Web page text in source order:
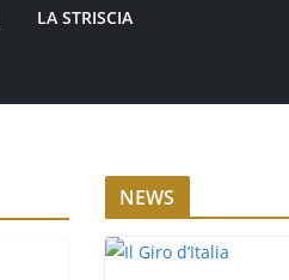
LA STRISCIA
NEWS